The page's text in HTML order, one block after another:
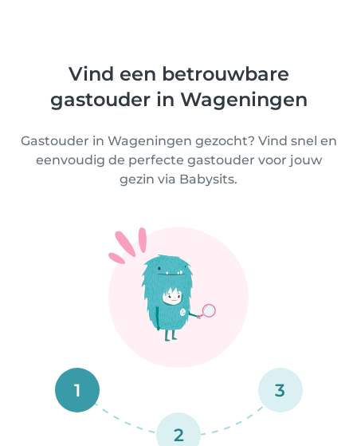
Vind een betrouwbare
gastouder in Wageningen
Gastouder in Wageningen gezocht? Vind snel en
eenvoudig de perfecte gastouder voor jouw
gezin via Babysits.
1
2
3